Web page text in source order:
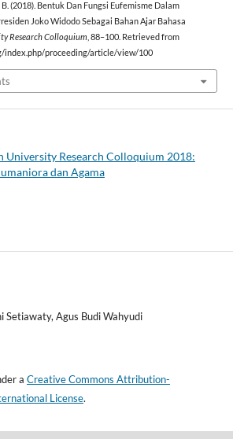
(2018). Bentuk Dan Fungsi Eufemisme Dalam
Joko Widodo Sebagai Bahan Ajar Bahasa
Research Colloquium, 88–100. Retrieved from
index.php/proceeding/article/view/100
University Research Colloquium 2018:
dan Agama
Setiawaty, Agus Budi Wahyudi
a Creative Commons Attribution-
License.